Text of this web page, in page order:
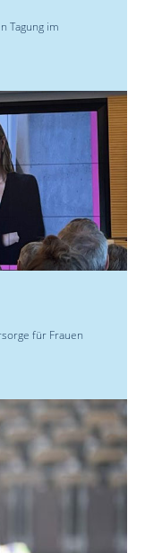
Tagung im
für Frauen